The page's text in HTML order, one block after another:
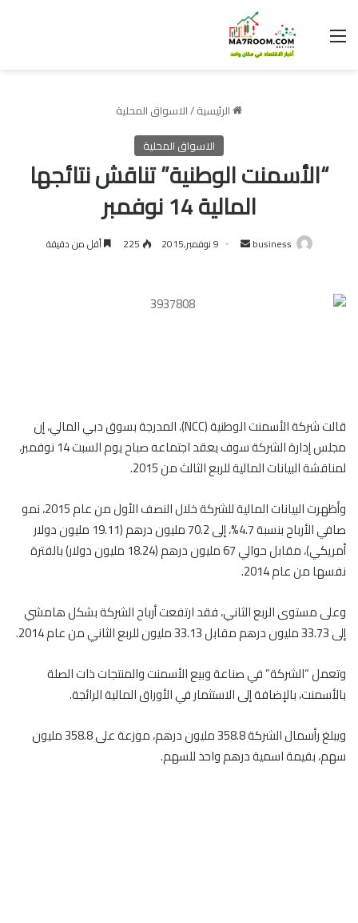
القائمة
الرئيسية/الاسواق المحلية
الاسواق المحلية
“الأسمنت الوطنية” تناقش نتائجها
المالية 14 نوفمبر
business
أرسل 9 نوفمبر,2015 225 أقل من دقيقة
قالت شركة الأسمنت الوطنية (NCC)، المدرجة بسوق دبي المالي، إن
مجلس إدارة الشركة سوف يعقد اجتماعه صباح يوم السبت 14 نوفمبر،
لمناقشة البيانات المالية للربع الثالث من 2015.
وأظهرت البيانات المالية للشركة خلال النصف الأول من عام 2015، نمو
صافي الأرباح بنسبة 4.7%، إلى 70.2 مليون درهم (19.11 مليون دولار
أمريكي)، مقابل حوالي 67 مليون درهم (18.24 مليون دولار) بالفترة
نفسها من عام 2014.
وعلى مستوى الربع الثاني، فقد ارتفعت أرباح الشركة بشكل هامشي
إلى 33.73 مليون درهم مقابل 33.13 مليون للربع الثاني من عام 2014.
وتعمل “الشركة” في صناعة وبيع الأسمنت والمنتجات ذات الصلة
بالأسمنت، بالإضافة إلى الاستثمار في الأوراق المالية الرائجة.
ويبلغ رأسمال الشركة 358.8 مليون درهم، موزعة على 358.8 مليون
سهم، بقيمة اسمية درهم واحد للسهم.